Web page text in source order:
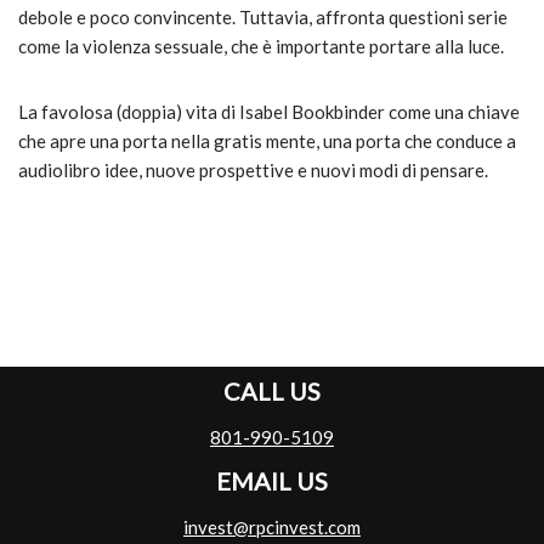
debole e poco convincente. Tuttavia, affronta questioni serie
come la violenza sessuale, che è importante portare alla luce.
La favolosa (doppia) vita di Isabel Bookbinder come una chiave
che apre una porta nella gratis mente, una porta che conduce a
audiolibro idee, nuove prospettive e nuovi modi di pensare.
CALL US
801-990-5109
EMAIL US
invest@rpcinvest.com